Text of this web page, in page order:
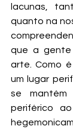
lacunas,
quanto na
que a gente
arte. Como
um lugar
se
periférico